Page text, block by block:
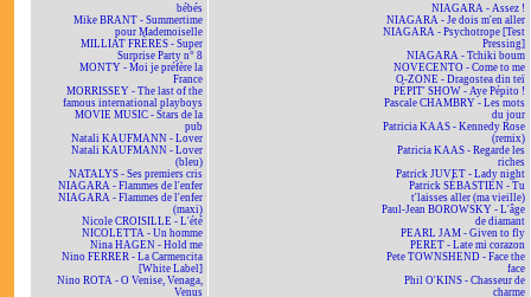
bébés
Mike BRANT - Summertime
pour Mademoiselle
MILLIAT FRÈRES - Super
Surprise Party n° 8
MONTY - Moi je préfère la
France
MORRISSEY - The last of the
famous international playboys
MOVIE MUSIC - Stars de la
pub
Natali KAUFMANN - Lover
Natali KAUFMANN - Lover
(bleu)
NATALYS - Ses premiers cris
NIAGARA - Flammes de l'enfer
NIAGARA - Flammes de l'enfer
(maxi)
Nicole CROISILLE - L'été
NICOLETTA - Un homme
Nina HAGEN - Hold me
Nino FERRER - La Carmencita
[White Label]
Nino ROTA - O Venise, Venaga,
Venus
NIAGARA - Assez !
NIAGARA - Je dois m'en aller
NIAGARA - Psychotrope [Test
Pressing]
NIAGARA - Tchiki boum
NOVECENTO - Come to me
O-ZONE - Dragostea din teï
PÉPIT' SHOW - Aye Pépito !
Pascale CHAMBRY - Les mots
du jour
Patricia KAAS - Kennedy Rose
(remix)
Patricia KAAS - Regarde les
riches
Patrick JUVET - Lady night
Patrick SÉBASTIEN - Tu
t'laisses aller (ma vieille)
Paul-Jean BOROWSKY - L'âge
de diamant
PEARL JAM - Given to fly
PERET - Late mi corazon
Pete TOWNSHEND - Face the
face
Phil O'KINS - Chasseur de
charme